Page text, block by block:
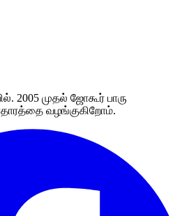
2005 முதல் ஜோகூர் பாரு
வழங்குகிறோம்.